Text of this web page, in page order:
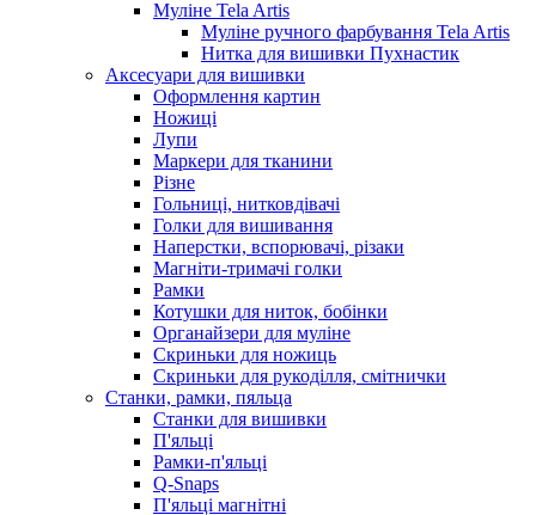
Муліне Tela Artis
Муліне ручного фарбування Tela Artis
Нитка для вишивки Пухнастик
Аксесуари для вишивки
Оформлення картин
Ножиці
Лупи
Маркери для тканини
Різне
Гольниці, нитковдівачі
Голки для вишивання
Наперстки, вспорювачі, різаки
Магніти-тримачі голки
Рамки
Котушки для ниток, бобінки
Органайзери для муліне
Скриньки для ножиць
Скриньки для рукоділля, смітнички
Станки, рамки, пяльца
Станки для вишивки
П'яльці
Рамки-п'яльці
Q-Snaps
П'яльці магнітні